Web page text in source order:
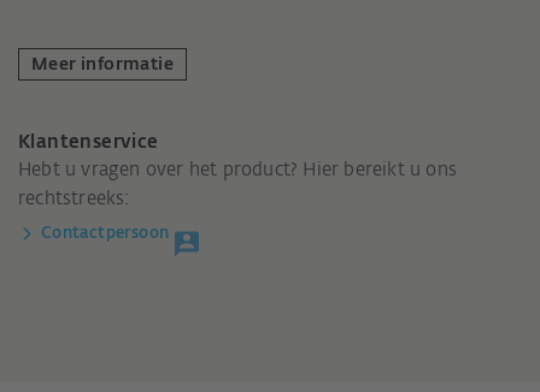
Meer informatie
Klantenservice
Hebt u vragen over het product? Hier bereikt u ons
rechtstreeks:
Contactpersoon